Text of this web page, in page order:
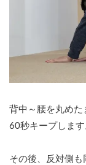
背中～腰を丸めた
60秒キープします
その後、反対側も